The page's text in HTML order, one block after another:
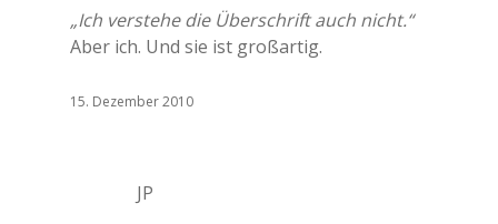
„Ich verstehe die Überschrift auch nicht.“
Aber ich. Und sie ist großartig.
15. Dezember 2010
JP